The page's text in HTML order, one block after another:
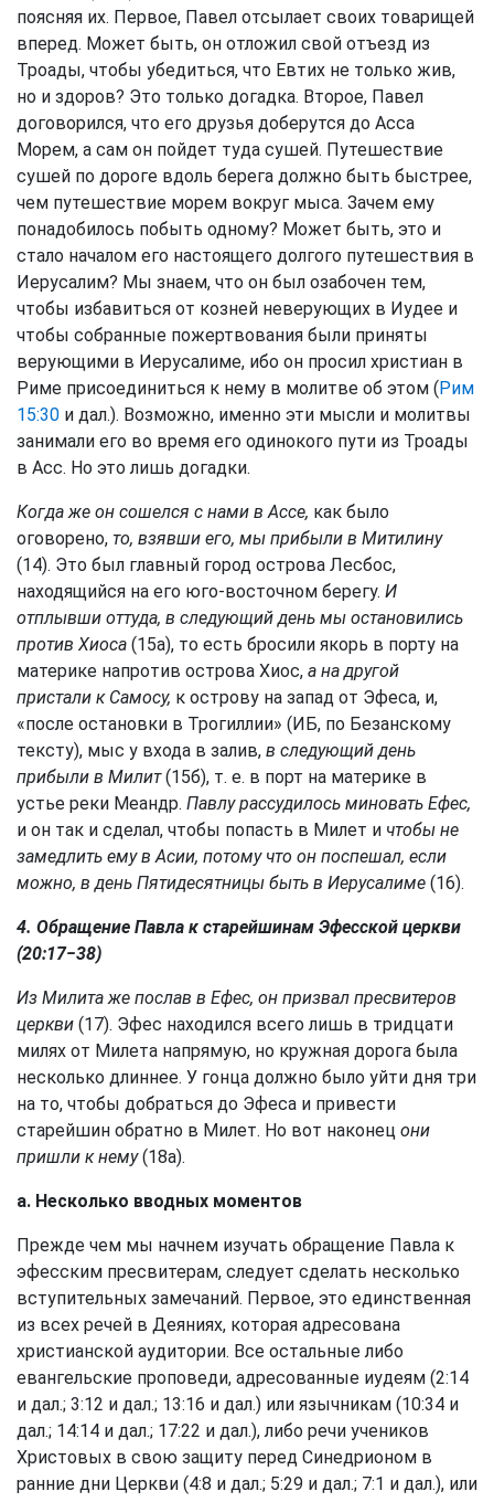
поясняя их. Первое, Павел отсылает своих товарищей
вперед. Может быть, он отложил свой отъезд из
Троады, чтобы убедиться, что Евтих не только жив,
но и здоров? Это только догадка. Второе, Павел
договорился, что его друзья доберутся до Асса
Морем, а сам он пойдет туда сушей. Путешествие
сушей по дороге вдоль берега должно быть быстрее,
чем путешествие морем вокруг мыса. Зачем ему
понадобилось побыть одному? Может быть, это и
стало началом его настоящего долгого путешествия в
Иерусалим? Мы знаем, что он был озабочен тем,
чтобы избавиться от козней неверующих в Иудее и
чтобы собранные пожертвования были приняты
верующими в Иерусалиме, ибо он просил христиан в
Риме присоединиться к нему в молитве об этом (Рим
15:30 и дал.). Возможно, именно эти мысли и молитвы
занимали его во время его одинокого пути из Троады
в Асс. Но это лишь догадки.
Когда же он сошелся с нами в Ассе, как было
оговорено, то, взявши его, мы прибыли в Митилину
(14). Это был главный город острова Лесбос,
находящийся на его юго-восточном берегу. И
отплывши оттуда, в следующий день мы остановились
против Хиоса (15а), то есть бросили якорь в порту на
материке напротив острова Хиос, а на другой
пристали к Самосу, к острову на запад от Эфеса, и,
«после остановки в Трогиллии» (ИБ, по Безанскому
тексту), мыс у входа в залив, в следующий день
прибыли в Милит(15б), т. е. в порт на материке в
устье реки Меандр. Павлу рассудилось миновать Ефес,
и он так и сделал, чтобы попасть в Милет и чтобы не
замедлить ему в Асии, потому что он поспешал, если
можно, в день Пятидесятницы быть в Иерусалиме (16).
4. Обращение Павла к старейшинам Эфесской церкви
(20:17−38)
Из Милита же послав в Ефес, он призвал пресвитеров
церкви (17). Эфес находился всего лишь в тридцати
милях от Милета напрямую, но кружная дорога была
несколько длиннее. У гонца должно было уйти дня три
на то, чтобы добраться до Эфеса и привести
старейшин обратно в Милет. Но вот наконец они
пришли к нему(18а).
а. Несколько вводных моментов
Прежде чем мы начнем изучать обращение Павла к
эфесским пресвитерам, следует сделать несколько
вступительных замечаний. Первое, это единственная
из всех речей в Деяниях, которая адресована
христианской аудитории. Все остальные либо
евангельские проповеди, адресованные иудеям (2:14
и дал.; 3:12 и дал.; 13:16 и дал.) или язычникам (10:34 и
дал.; 14:14 и дал.; 17:22 и дал.), либо речи учеников
Христовых в свою защиту перед Синедрионом в
ранние дни Церкви (4:8 и дал.; 5:29 и дал.; 7:1 и дал.), или